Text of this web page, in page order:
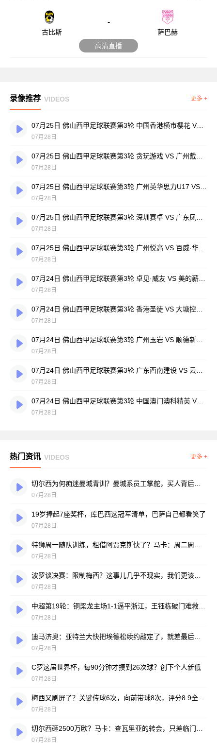
古比斯
-
萨巴赫
高清直播
录像推荐 VIDEOS 更多 +
07月25日 佛山西甲足球联赛第3轮 中国香港横市樱花 VS 吉图省实青年 全场录像
07月28日
07月28日
07月28日
07月28日
07月28日
07月28日
07月28日
07月28日
07月28日
07月24日 佛山西甲足球联赛第3轮 中国澳门澳科精英 VS 藝品高國際 全场录像
07月28日
热门资讯 VIDEOS 更多 +
07月28日
19岁捧起7座奖杯，库巴西这冠军清单，巴萨自己都看笑了
07月28日
07月28日
07月28日
07月28日
07月28日
C罗这届世界杯，每90分钟才摸到26次球？创下个人新低
07月28日
07月28日
07月28日